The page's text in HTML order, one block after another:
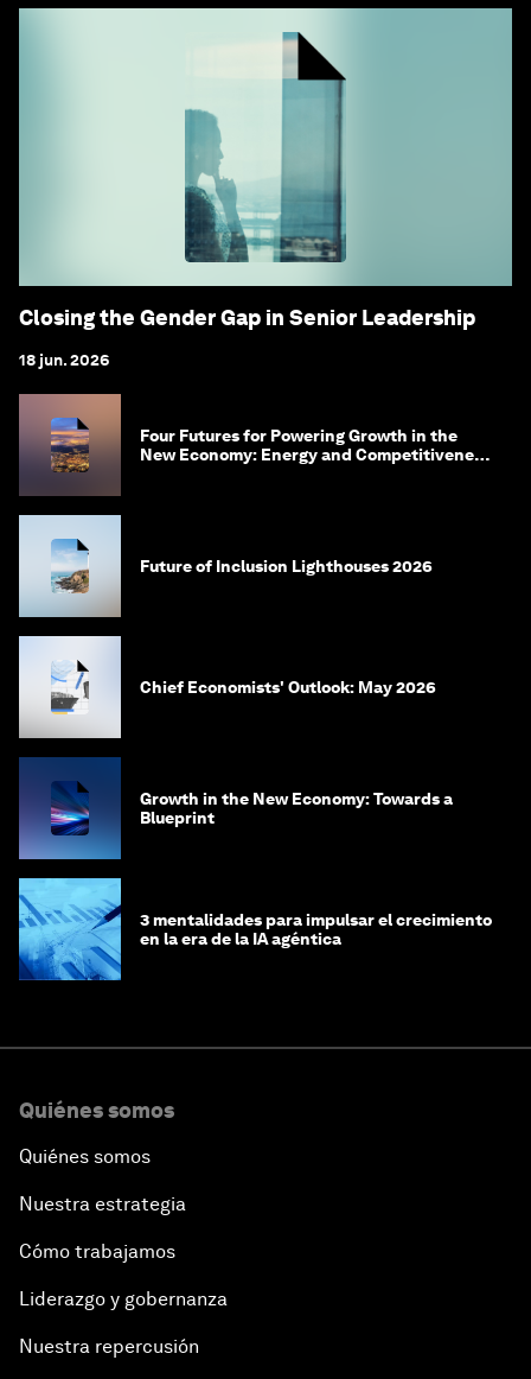
Closing the Gender Gap in Senior Leadership
18 jun. 2026
Four Futures for Powering Growth in the
New Economy: Energy and Competitiveness
Future of Inclusion Lighthouses 2026
Chief Economists' Outlook: May 2026
Growth in the New Economy: Towards a
Blueprint
3 mentalidades para impulsar el crecimiento
en la era de la IA agéntica
Quiénes somos
Quiénes somos
Nuestra estrategia
Cómo trabajamos
Liderazgo y gobernanza
Nuestra repercusión